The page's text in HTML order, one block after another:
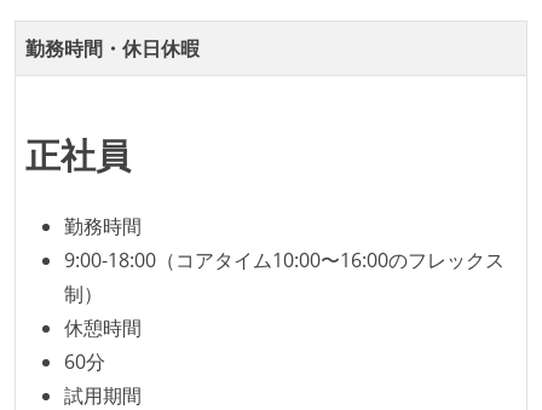
1ヶ月以下の短い期間でのイテレーション開発を実践
している
イテレーションの最後などに、定期的にチームでふり
タスク見積もりの単位には絶対量（人日など）ではな
く相対ポイントを用い、極力複数人の意見を調整する
形で行っている
継続的なデプロイ（デリバリー）を行っている
ワークフローの整備
勤務時間・休日休暇
正社員
勤務時間
9:00-18:00（コアタイム10:00〜16:00のフレックス
制）
休憩時間
60分
試用期間